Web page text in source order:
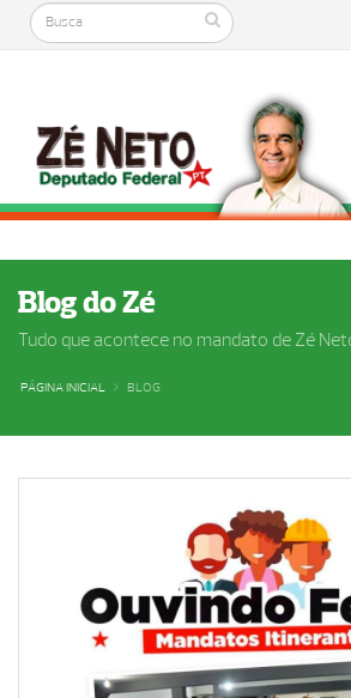
Blog do Zé
Tudo que acontece no mandato de Zé
PÁGINA INICIAL BLOG